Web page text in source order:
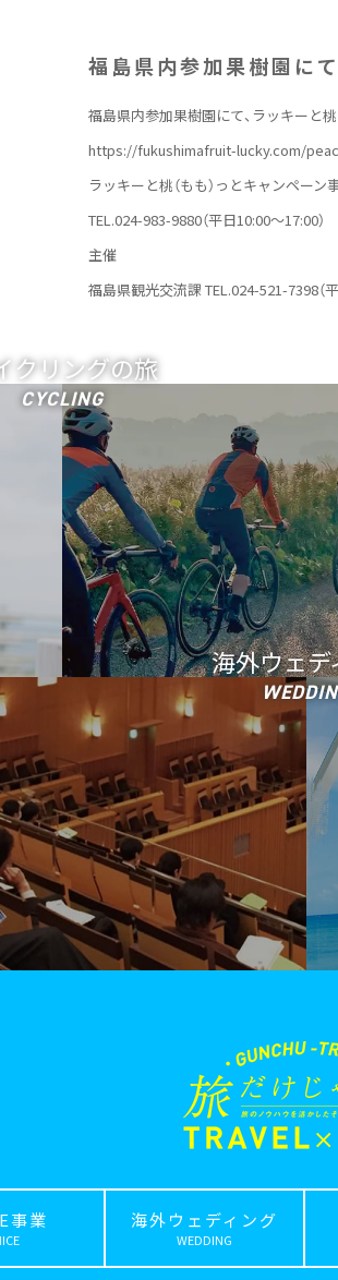
福島県内参加果樹園に
福島県内参加果樹園にて、ラッキーと
https://fukushimafruit-lucky.com/
ラッキーと桃（もも）っとキャンペーン
TEL.024-983-9880（平日10:00〜17:00）
主催
福島県観光交流課 TEL.024-521-7398（
クリングの旅
CYCLING
海外ウェデ
事業 海外ウェディング
WEDDING